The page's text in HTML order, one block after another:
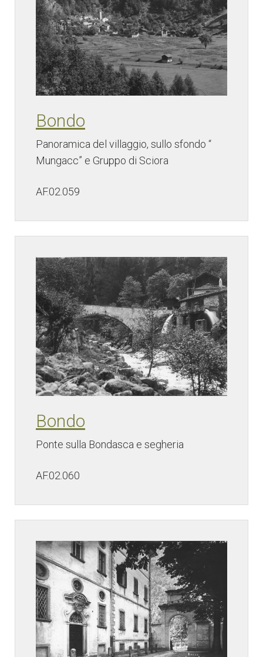
Bondo
Panoramica del villaggio, sullo sfondo “
Mungacc” e Gruppo di Sciora
AF.02.059
Bondo
Ponte sulla Bondasca e segheria
AF.02.060